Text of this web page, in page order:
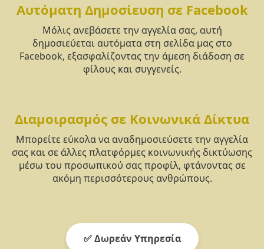
Αυτόματη Δημοσίευση σε Facebook
Μόλις ανεβάσετε την αγγελία σας, αυτή
δημοσιεύεται αυτόματα στη σελίδα μας στο
Facebook, εξασφαλίζοντας την άμεση διάδοση σε
φίλους και συγγενείς.
Διαμοιρασμός σε Κοινωνικά Δίκτυα
Μπορείτε εύκολα να αναδημοσιεύσετε την αγγελία
σας και σε άλλες πλατφόρμες κοινωνικής δικτύωσης
μέσω του προσωπικού σας προφίλ, φτάνοντας σε
ακόμη περισσότερους ανθρώπους.
✅ Δωρεάν Υπηρεσία